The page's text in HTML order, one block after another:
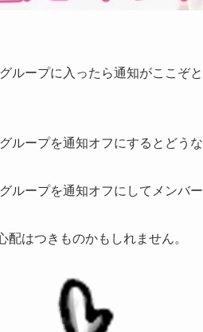
ループに入ったら通知がここぞ
ループを通知オフにするとどう
ループを通知オフにしてメンバ
配はつきものかもしれません。